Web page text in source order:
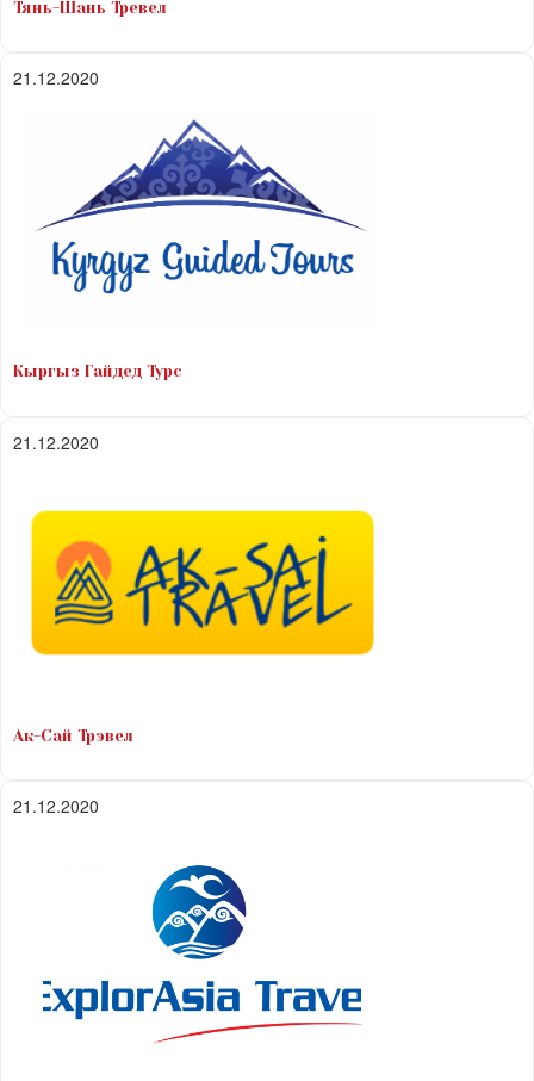
Тянь-Шань Тревел
21.12.2020
Кыргыз Гайдед Турс
21.12.2020
Ак-Сай Трэвел
21.12.2020